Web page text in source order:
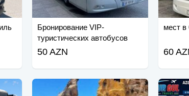
Бронирование VIP-
туристических автобусов
50 AZN
мест в
60